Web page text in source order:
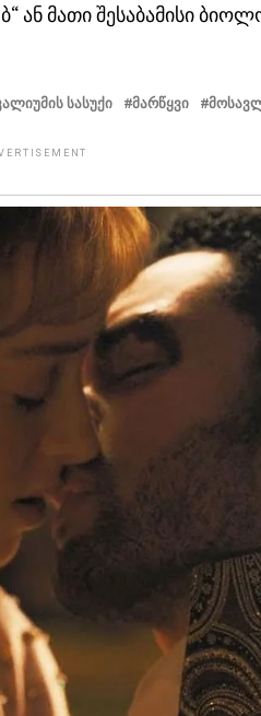
ან მათი შესაბამისი
ᲡᲐᲡᲣᲥᲘ ᲛᲐᲠᲬᲧᲕᲘ